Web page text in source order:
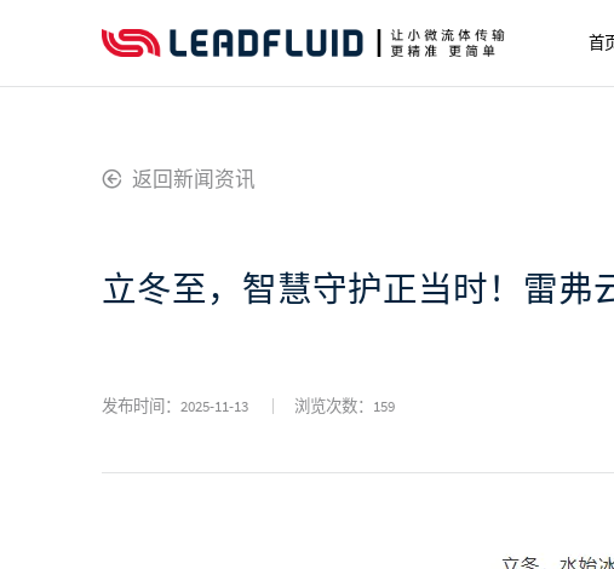
首
返回新闻资讯
立冬至，智慧守护正当时！雷弗
发布时间：2025-11-13 浏览次数： 159